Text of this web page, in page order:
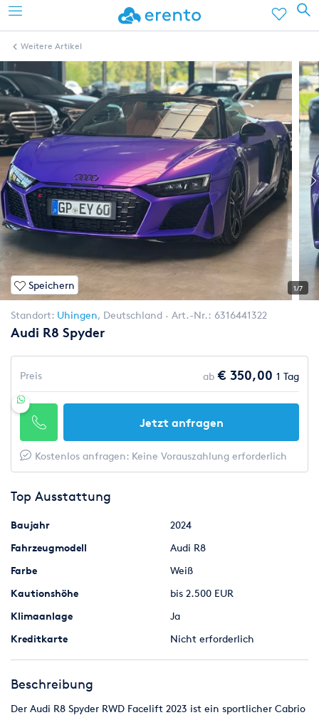
Weitere Artikel
Speichern 1/7
Standort: Uhingen, Deutschland Art.-Nr.: 6316441322
Audi R8 Spyder
Preis ab € 350,00 1 Tag
Jetzt anfragen
Kostenlos anfragen: Keine Vorauszahlung erforderlich
Top Ausstattung
Baujahr
2024
Fahrzeugmodell
Audi R8
Farbe
Weiß
Kautionshöhe
bis 2.500 EUR
Klimaanlage
Ja
Kreditkarte
Nicht erforderlich
Beschreibung
Der Audi R8 Spyder RWD Facelift 2023 ist ein sportlicher Cabrio